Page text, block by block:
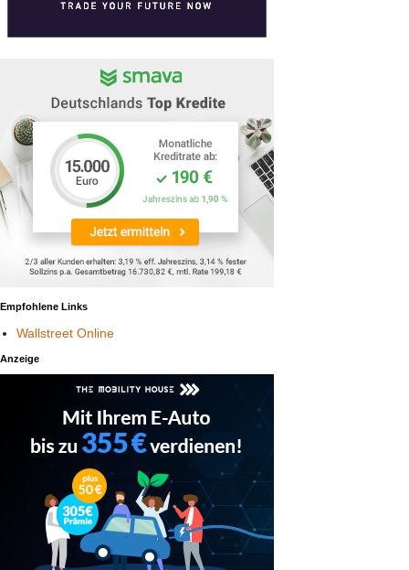
Empfohlene Links
Wallstreet Online
Anzeige